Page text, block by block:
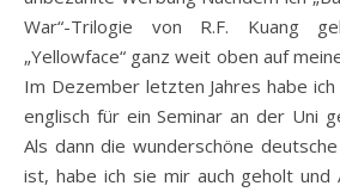
War“-Trilogie von R.F. Kuang
„Yellowface“ ganz weit oben auf
Im Dezember letzten Jahres habe
englisch für ein Seminar an der Uni
Als dann die wunderschöne
ist, habe ich sie mir auch geholt und